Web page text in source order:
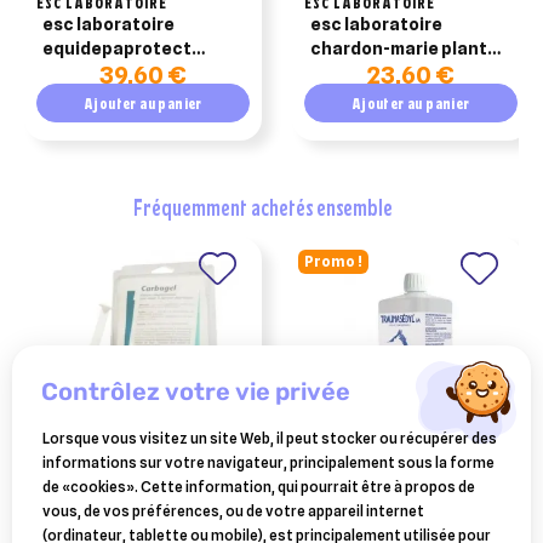
esc laboratoire
equidepaprotect
parasites intestinaux
cheval 600g
39,60 €
Ajouter au panier
esc laboratoire
chardon-marie plante
pure soutien de foie
23,60 €
Ajouter au panier
fréquemment achetés ensemble
BIOVE
carbogel seringue
Promo !
BOIRON
traumasedyl 1 litre solution
buvable pour traumatismes
contrôlez votre vie privée
Lorsque vous visitez un site Web, il peut stocker ou récupérer des
informations sur votre navigateur, principalement sous la forme
de «cookies». Cette information, qui pourrait être à propos de
vous, de vos préférences, ou de votre appareil internet
(ordinateur, tablette ou mobile), est principalement utilisée pour